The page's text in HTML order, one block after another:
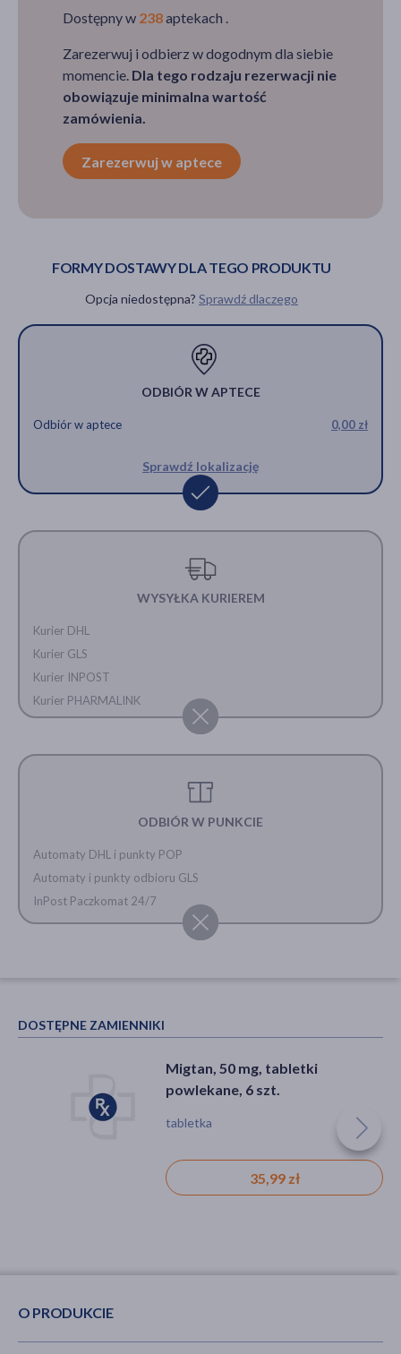
Dostępny w 238aptekach .
Zarezerwuj i odbierz w dogodnym dla siebie
momencie. Dla tego rodzaju rezerwacji nie
obowiązuje minimalna wartość
zamówienia.
Zarezerwuj w aptece
FORMY DOSTAWY DLA TEGO PRODUKTU
Opcja niedostępna? Sprawdź dlaczego
ODBIÓR W APTECE
Odbiór w aptece 0,00 zł
Sprawdź lokalizację
WYSYŁKA KURIEREM
Kurier DHL
Kurier GLS
Kurier INPOST
Kurier PHARMALINK
ODBIÓR W PUNKCIE
Automaty DHL i punkty POP
Automaty i punkty odbioru GLS
InPost Paczkomat 24/7
DOSTĘPNE ZAMIENNIKI
Migtan, 50 mg, tabletki
powlekane, 6 szt.
tabletka
35,99 zł
O PRODUKCIE